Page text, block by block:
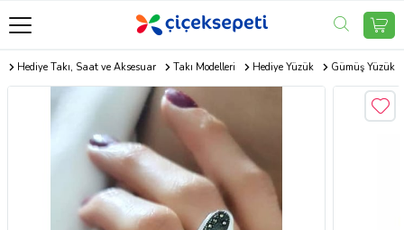
Hediye Takı, Saat ve Aksesuar Takı Modelleri Hediye Yüzük Gümüş Yüzük